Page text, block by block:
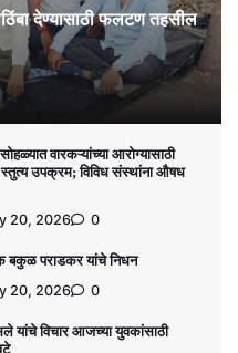
देण्यासाठी फलटण तहसील
वारकऱ्यांच्या आरोग्यासाठी
स्तुत्य उपक्रम; विविध संस्थांना औषध
20, 2026 0
बकुळ पराडकर यांचे निधन
20, 2026 0
यांचे विचार आजच्या युवकांसाठी